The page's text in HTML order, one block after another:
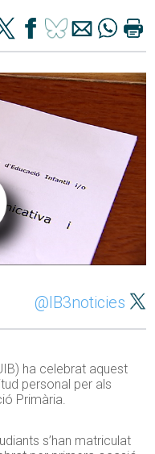
@IB3noticies
ha celebrat aquest
personal per als
Primària.
s’han matriculat